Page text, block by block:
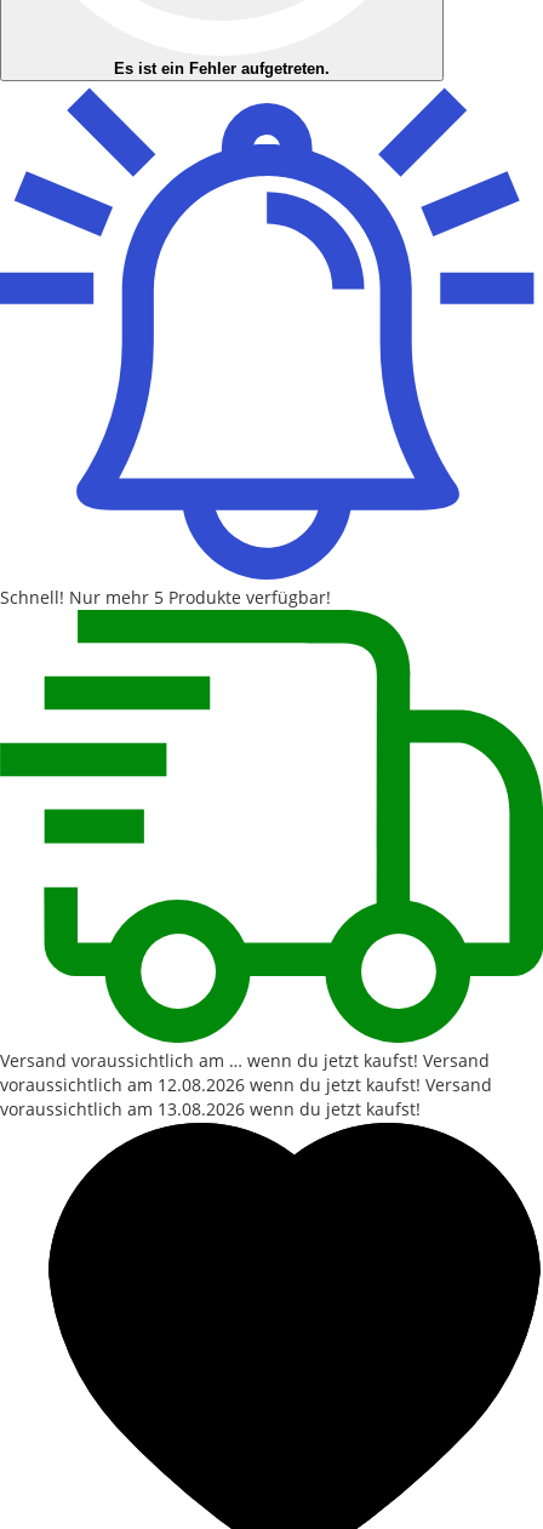
Es ist ein Fehler aufgetreten.
Schnell! Nur mehr 5 Produkte verfügbar!
Versand voraussichtlich am … wenn du jetzt kaufst! Versand
voraussichtlich am 12.08.2026 wenn du jetzt kaufst! Versand
voraussichtlich am 13.08.2026 wenn du jetzt kaufst!